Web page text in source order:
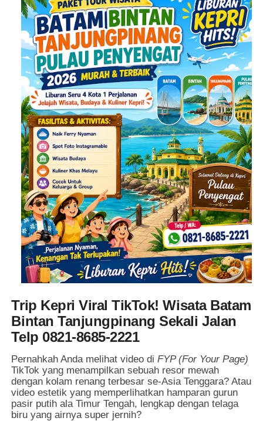
Trip Kepri Viral TikTok! Wisata Batam
Bintan Tanjungpinang Sekali Jalan
Telp 0821-8685-2221
Pernahkah Anda melihat video diFYP (For Your Page)
TikTok yang menampilkan sebuah resor mewah
dengan kolam renang terbesar se-Asia Tenggara? Atau
video estetik yang memperlihatkan hamparan gurun
pasir putih ala Timur Tengah, lengkap dengan telaga
biru yang airnya super jernih?